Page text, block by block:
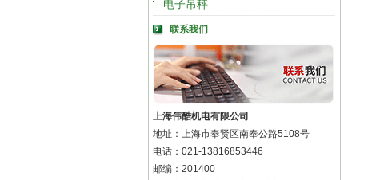
电子吊秤
联系我们
上海伟酷机电有限公司
地址：上海市奉贤区南奉公路5108号
电话：021-13816853446
邮编：201400